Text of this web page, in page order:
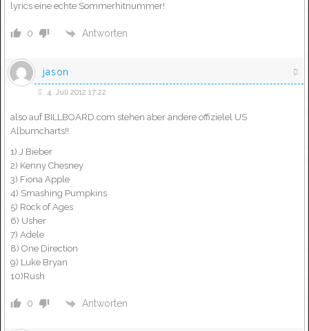
lyrics eine echte Sommerhitnummer!
0 Antworten
jason
4. Juli 2012 17:22
also auf BILLBOARD.com stehen aber andere offizielel US
Albumcharts!!
1) J Bieber
2) Kenny Chesney
3) Fiona Apple
4) Smashing Pumpkins
5) Rock of Ages
6) Usher
7) Adele
8) One Direction
9) Luke Bryan
10)Rush
0 Antworten